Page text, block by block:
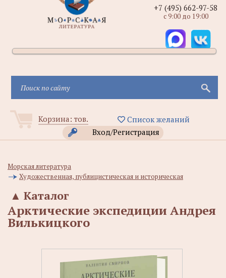
Корзина: тов.
Список желаний
Вход/Регистрация
+7 (495) 662-97-58
с 9:00 до 19:00
Морская литература
Художественная, публицистическая и историческая
Каталог
▲
Арктические экспедиции Андрея
Вилькицкого